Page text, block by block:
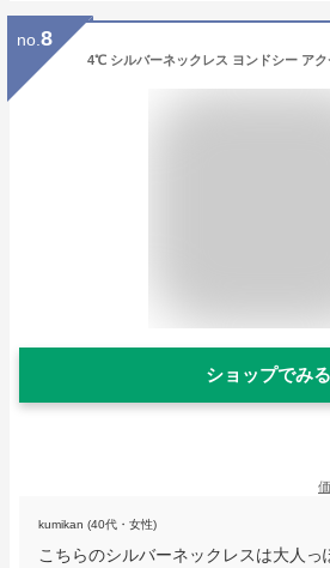
no. 8
ショップでみる
kumikan (40代・女性)
こちらのシルバーネックレスは大人っ